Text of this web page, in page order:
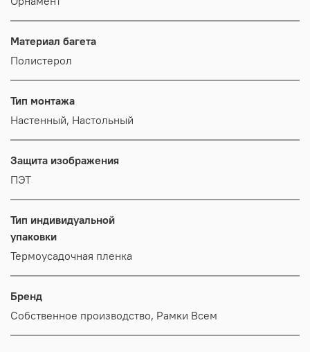
Материал багета
Полистерол
Тип монтажа
Настенный, Настольный
Защита изображения
ПЭТ
Тип индивидуальной
упаковки
Термоусадочная пленка
Бренд
Собственное производство, Рамки Всем